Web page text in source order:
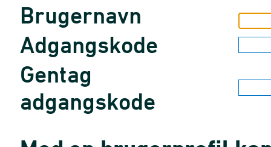
Brugernavn
Adgangskode
Gentag
adgangskode